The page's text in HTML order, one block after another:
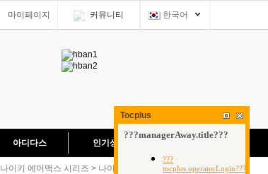
마이페이지 커뮤니티 한국어
아디다스 인기상품 실사
나이키 에어맥스 시리즈 > 나이키 에어맥스 스콜피온
Tocplus